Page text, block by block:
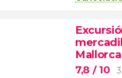
Mallorca
7,8 / 10